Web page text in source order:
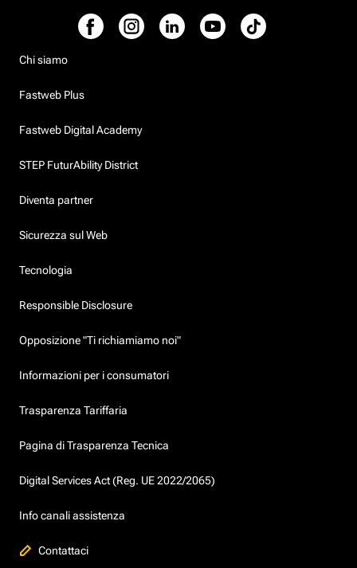
Chi siamo
Fastweb Plus
Fastweb Digital Academy
STEP FuturAbility District
Diventa partner
Sicurezza sul Web
Tecnologia
Responsible Disclosure
Opposizione "Ti richiamiamo noi"
Informazioni per i consumatori
Trasparenza Tariffaria
Pagina di Trasparenza Tecnica
Digital Services Act (Reg. UE 2022/2065)
Info canali assistenza
Contattaci